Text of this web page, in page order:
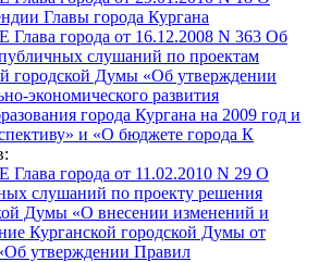
Главы города Кургана
города от 16.12.2008 N 363 Об
слушаний по проектам
городской Думы «Об утверждении
экономического развития
города Кургана на 2009 год и
и «О бюджете города К
города от 11.02.2010 N 29 О
слушаний по проекту решения
Думы «О внесении изменений и
Курганской городской Думы от
утверждении Правил